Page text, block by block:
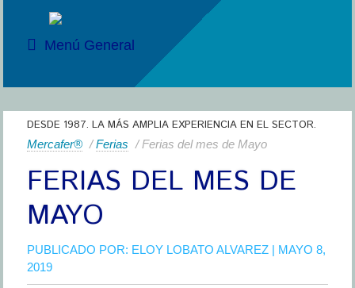
Menú General
DESDE 1987. LA MÁS AMPLIA EXPERIENCIA EN EL SECTOR.
Mercafer® /Ferias / Ferias del mes de Mayo
FERIAS DEL MES DE
MAYO
PUBLICADO POR: ELOY LOBATO ALVAREZ| MAYO 8,
2019